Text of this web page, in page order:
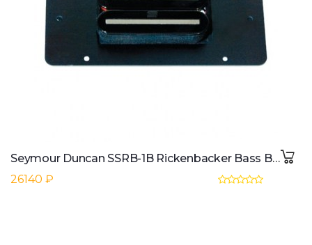
Seymour Duncan SSRB-1B Rickenbacker Bass Bridge 2-phase
26140 ₽